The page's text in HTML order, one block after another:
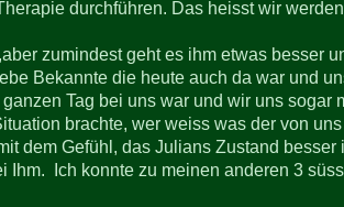
durchführen. Das heisst wir
zumindest geht es ihm etwas besser
Bekannte die heute auch da war und
Tag bei uns war und wir uns sogar
brachte, wer weiss was der von uns
dem Gefühl, das Julians Zustand besser
Ich konnte zu meinen anderen 3